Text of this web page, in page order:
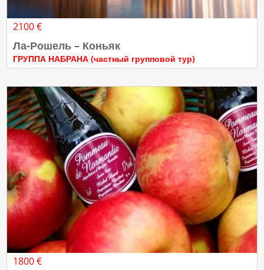
2100 €
Ла-Рошель – Коньяк
ГРУППА НАБРАНА (частный групповой тур)
1800 €